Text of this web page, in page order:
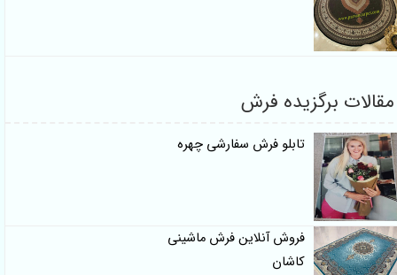
مقالات برگزیده فرش
تابلو فرش سفارشی چهره
فروش آنلاین فرش ماشینی
کاشان